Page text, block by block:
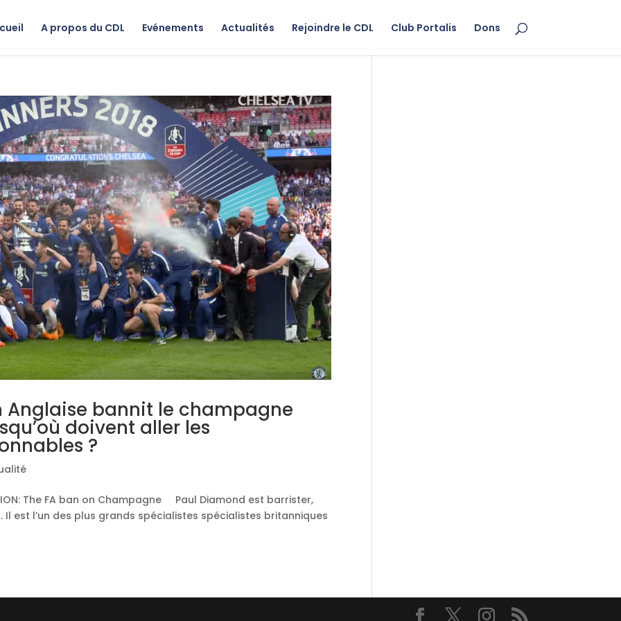
A propos du CDL Evénements Actualités Rejoindre le CDL Club Portalis Dons
Anglaise bannit le champagne
doivent aller les
?
The FA ban on Champagne Paul Diamond est barrister,
Il est l’un des plus grands spécialistes spécialistes britanniques